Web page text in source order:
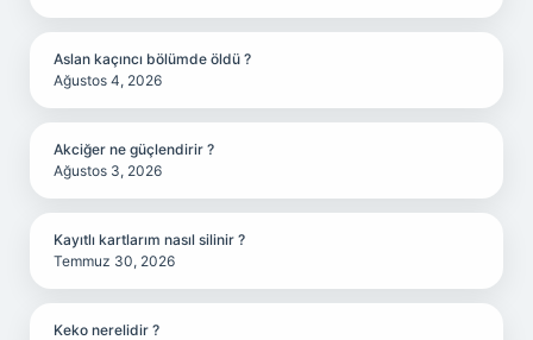
Aslan kaçıncı bölümde öldü ?
Ağustos 4, 2026
Akciğer ne güçlendirir ?
Ağustos 3, 2026
Kayıtlı kartlarım nasıl silinir ?
Temmuz 30, 2026
Keko nerelidir ?